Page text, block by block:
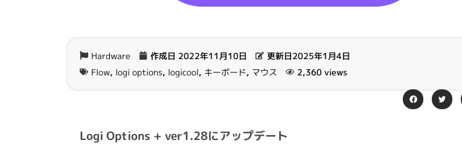
Hardware 作成日 2022年11月10日
更新日2025年1月4日
Flow, logi options, logicool, キーボード, マウス 2,360 views
Logi Options + ver1.28にアップデート